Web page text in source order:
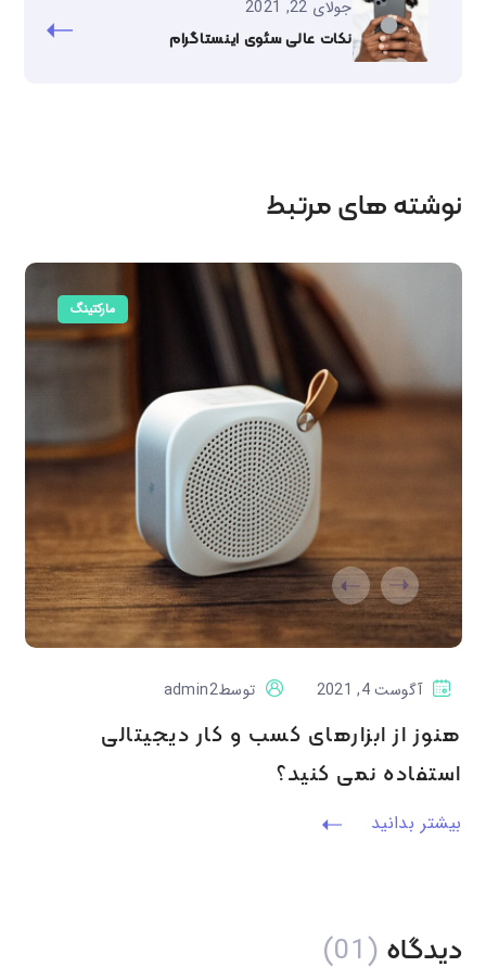
جولای 22, 2021
نکات عالی سئوی اینستاگرام
نوشته های مرتبط
مارکتینگ
آگوست 4, 2021 توسطadmin2
هنوز از ابزارهای کسب و کار دیجیتالی
استفاده نمی کنید؟
بیشتر بدانید
دیدگاه (01)